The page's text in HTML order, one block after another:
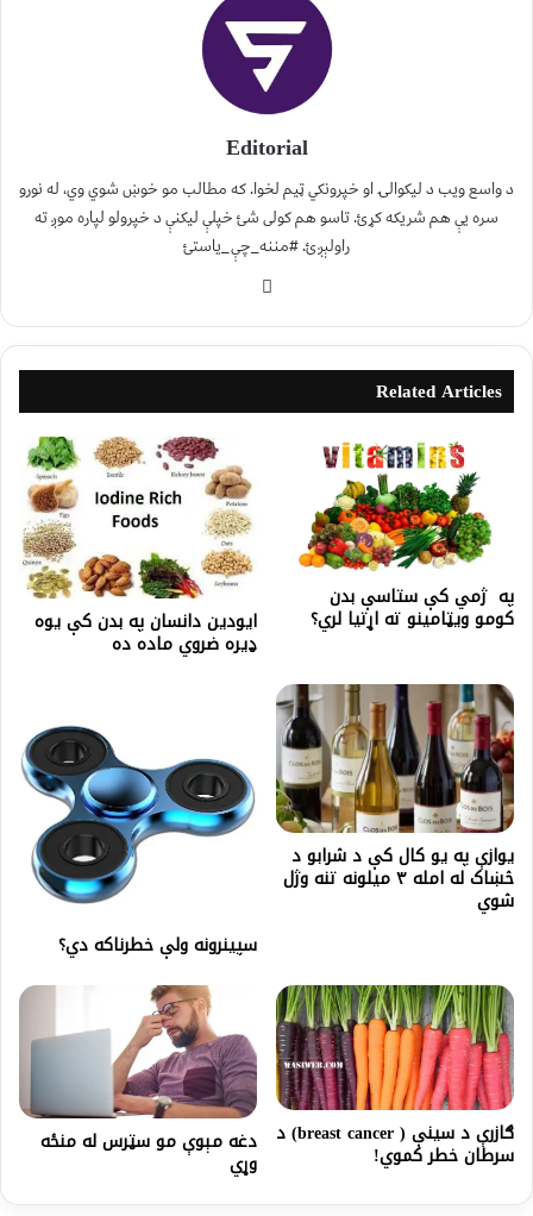
Editorial
د واسع ویب د لیکوالۍ او خپرونکي ټیم لخوا. که مطالب مو خوښ شوي وي، له نورو
سره یې هم شریکه کړئ. تاسو هم کولی شئ خپلې لیکنې د خپرولو لپاره موږ ته
راولېږئ. #مننه_چې_یاستئ
Related Articles
په ژمي کې ستاسې بدن
کومو ويټامينو ته اړتيا لري؟ ايودين دانسان په بدن کې يوه
ډيره ضروي ماده ده
يوازې په یو کال کې د شرابو د
څښاک له امله ۳ میلونه تنه وژل
شوي
سپینرونه ولې خطرناکه دي؟
ګازرې د سینې ( breast cancer) د
سرطان خطر کموي! دغه مېوې مو سټرس له منځه
وړي